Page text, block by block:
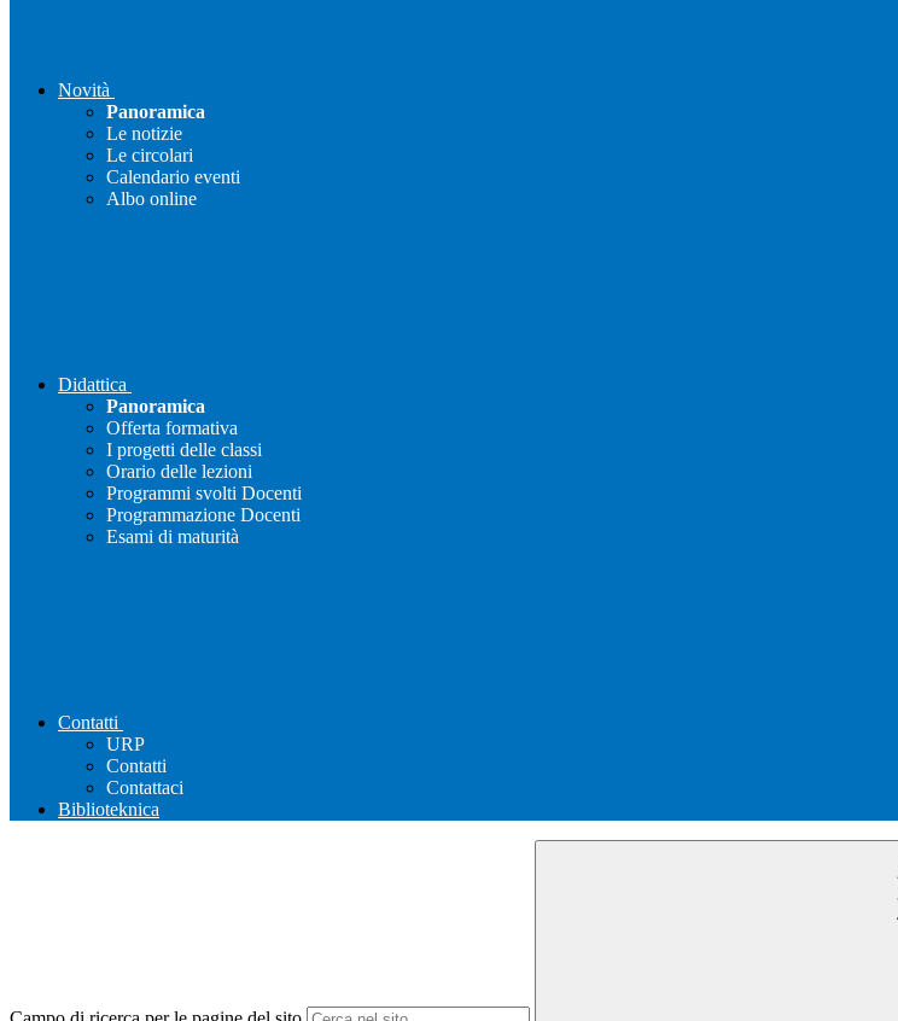
Novità
Panoramica
Le notizie
Le circolari
Calendario eventi
Albo online
Didattica
Panoramica
Offerta formativa
I progetti delle classi
Orario delle lezioni
Programmi svolti Docenti
Programmazione Docenti
Esami di maturità
Contatti
URP
Contatti
Contattaci
Biblioteknica